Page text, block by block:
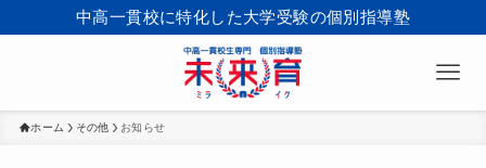
中高一貫校に特化した大学受験の個別指導塾
ホーム その他 お知らせ